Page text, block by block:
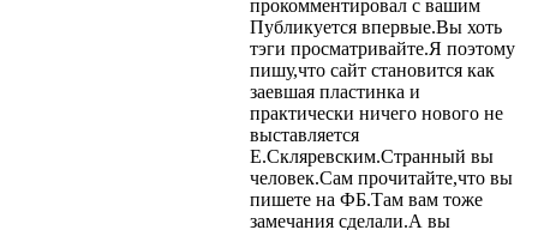
прокомментировал с вашим
Публикуется впервые.Вы хоть
тэги просматривайте.Я поэтому
пишу,что сайт становится как
заевшая пластинка и
практически ничего нового не
выставляется
Е.Скляревским.Странный вы
человек.Сам прочитайте,что вы
пишете на ФБ.Там вам тоже
замечания сделали.А вы